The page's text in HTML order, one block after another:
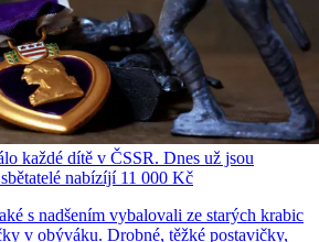
každé dítě v ČSSR. Dnes už jsou
nabízíjí 11 000 Kč
s nadšením vybalovali ze starých krabic
v obýváku. Drobné, těžké postavičky,